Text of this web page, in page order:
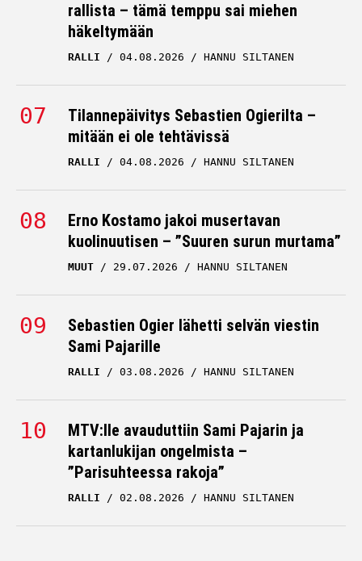
rallista – tämä temppu sai miehen
häkeltymään
RALLI 04.08.2026 HANNU SILTANEN
Tilannepäivitys Sebastien Ogierilta –
mitään ei ole tehtävissä
RALLI 04.08.2026 HANNU SILTANEN
Erno Kostamo jakoi musertavan
kuolinuutisen – ”Suuren surun murtama”
MUUT 29.07.2026 HANNU SILTANEN
Sebastien Ogier lähetti selvän viestin
Sami Pajarille
RALLI 03.08.2026 HANNU SILTANEN
MTV:lle avauduttiin Sami Pajarin ja
kartanlukijan ongelmista –
”Parisuhteessa rakoja”
RALLI 02.08.2026 HANNU SILTANEN